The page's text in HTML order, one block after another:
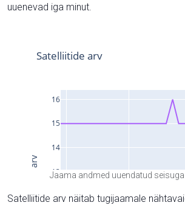
uuenevad iga minut.
Jaama andmed uuendatud
Satelliitide arv näitab tugijaamale